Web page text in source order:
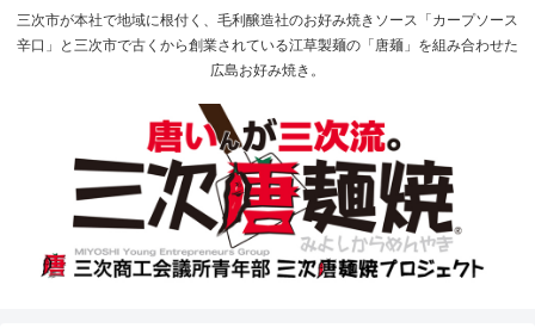
三次市が本社で地域に根付く、毛利醸造社のお好み焼きソース「カープソース
辛口」と三次市で古くから創業されている江草製麺の「唐麺」を組み合わせた
広島お好み焼き。